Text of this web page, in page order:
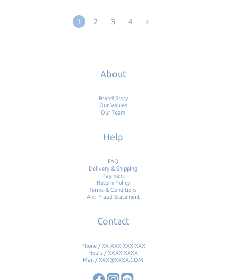
1 2 3 4
About
Brand Story
Our Values
Our Team
Help
FAQ
Delivery & Shipping
Payment
Return Policy
Terms & Conditions
Anti-Fraud Statement
Contact
Phone / XX-XXX-XXX-XXX
Hours / XXXX-XXXX
Mail / XXX@XXXX.COM